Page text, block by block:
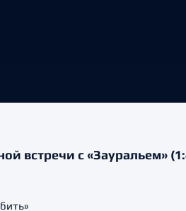
встречи с «Зауральем»